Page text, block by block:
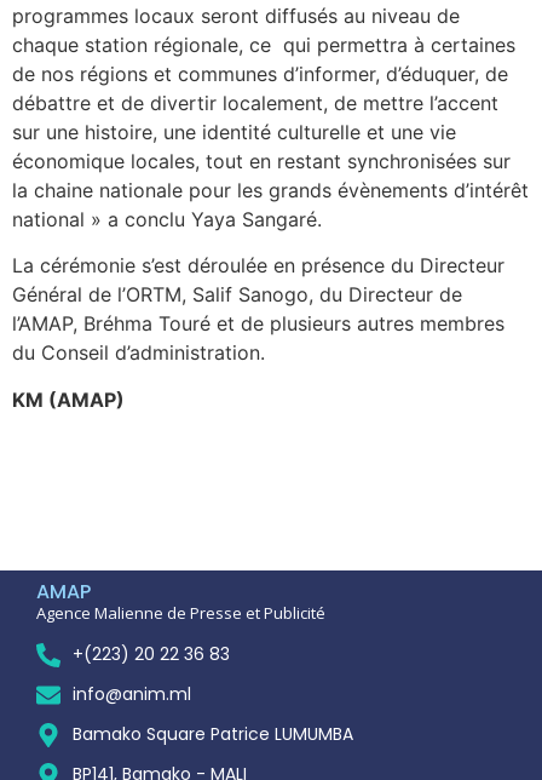
programmes locaux seront diffusés au niveau de
chaque station régionale, ce qui permettra à certaines
de nos régions et communes d’informer, d’éduquer, de
débattre et de divertir localement, de mettre l’accent
sur une histoire, une identité culturelle et une vie
économique locales, tout en restant synchronisées sur
la chaine nationale pour les grands évènements d’intérêt
national » a conclu Yaya Sangaré.
La cérémonie s’est déroulée en présence du Directeur
Général de l’ORTM, Salif Sanogo, du Directeur de
l’AMAP, Bréhma Touré et de plusieurs autres membres
du Conseil d’administration.
KM (AMAP)
AMAP
Agence Malienne de Presse et Publicité
+(223) 20 22 36 83
info@anim.ml
Bamako Square Patrice LUMUMBA
BP141, Bamako - MALI